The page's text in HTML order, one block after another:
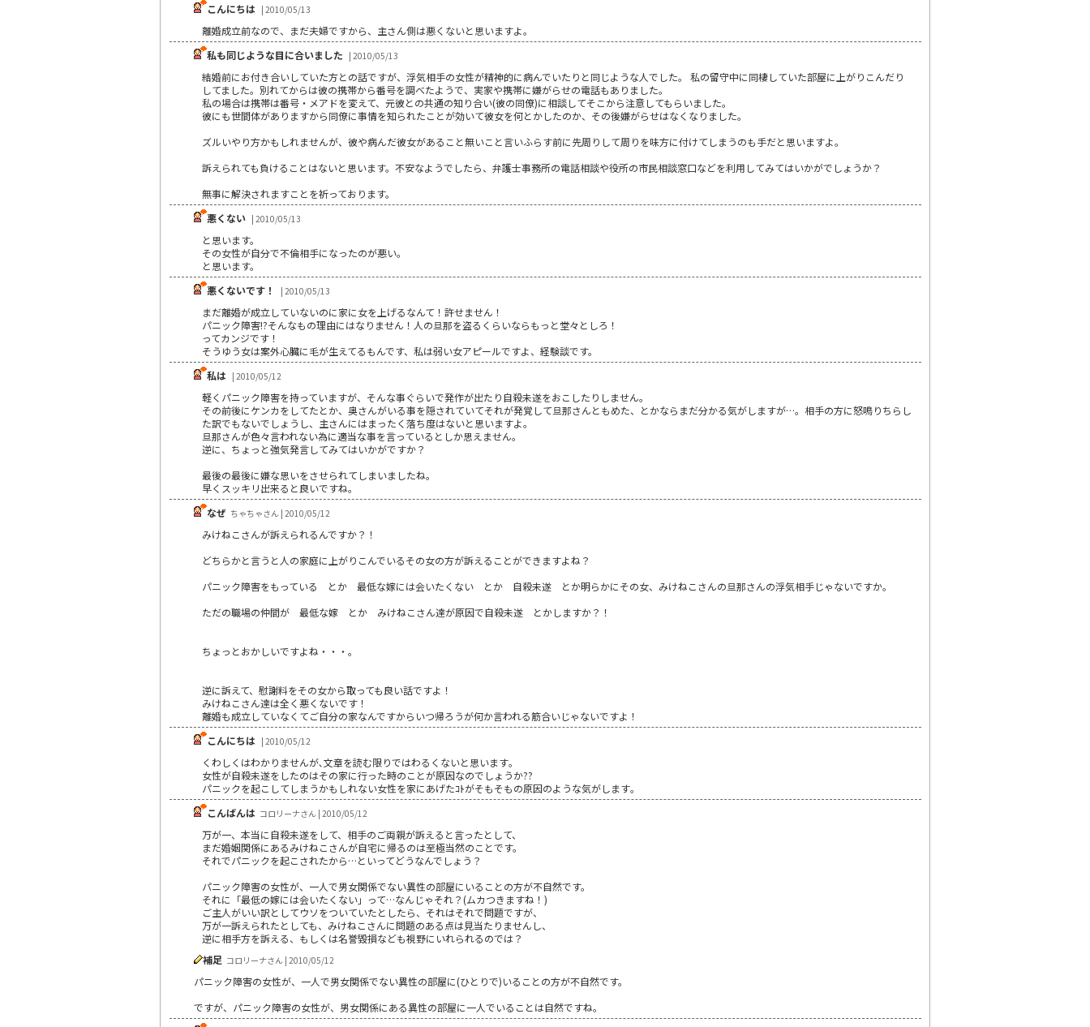
こんにちは | 2010/05/13
離婚成立前なので、まだ夫婦ですから、主さん側は悪くないと思いますよ。
私も同じような目に合いました | 2010/05/13
結婚前にお付き合いしていた方との話ですが、浮気相手の女性が精神的に病んでいたりと同じような人でした。 私の留守中に同棲していた部屋に上がりこんだり
してました。別れてからは彼の携帯から番号を調べたようで、実家や携帯に嫌がらせの電話もありました。
私の場合は携帯は番号・メアドを変えて、元彼との共通の知り合い(彼の同僚)に相談してそこから注意してもらいました。
彼にも世間体がありますから同僚に事情を知られたことが効いて彼女を何とかしたのか、その後嫌がらせはなくなりました。
ズルいやり方かもしれませんが、彼や病んだ彼女があること無いこと言いふらす前に先周りして周りを味方に付けてしまうのも手だと思いますよ。
訴えられても負けることはないと思います。不安なようでしたら、弁護士事務所の電話相談や役所の市民相談窓口などを利用してみてはいかがでしょうか？
無事に解決されますことを祈っております。
悪くない | 2010/05/13
と思います。
その女性が自分で不倫相手になったのが悪い。
と思います。
悪くないです！
| 2010/05/13
まだ離婚が成立していないのに家に女を上げるなんて！許せません！
パニック障害!?そんなもの理由にはなりません！人の旦那を盗るくらいならもっと堂々としろ！
ってカンジです！
そうゆう女は案外心臓に毛が生えてるもんです、私は弱い女アピールですよ、経験談です。
私は | 2010/05/12
軽くパニック障害を持っていますが、そんな事ぐらいで発作が出たり自殺未遂をおこしたりしません。
その前後にケンカをしてたとか、奥さんがいる事を隠されていてそれが発覚して旦那さんともめた、とかならまだ分かる気がしますが…。相手の方に怒鳴りちらし
た訳でもないでしょうし、主さんにはまったく落ち度はないと思いますよ。
旦那さんが色々言われない為に適当な事を言っているとしか思えません。
逆に、ちょっと強気発言してみてはいかがですか？
最後の最後に嫌な思いをさせられてしまいましたね。
早くスッキリ出来ると良いですね。
なぜ ちゃちゃさん | 2010/05/12
みけねこさんが訴えられるんですか？！
どちらかと言うと人の家庭に上がりこんでいるその女の方が訴えることができますよね？
パニック障害をもっている とか 最低な嫁には会いたくない とか 自殺未遂 とか明らかにその女、みけねこさんの旦那さんの浮気相手じゃないですか。
ただの職場の仲間が 最低な嫁 とか みけねこさん達が原因で自殺未遂 とかしますか？！
ちょっとおかしいですよね・・・。
逆に訴えて、慰謝料をその女から取っても良い話ですよ！
みけねこさん達は全く悪くないです！
離婚も成立していなくてご自分の家なんですからいつ帰ろうが何か言われる筋合いじゃないですよ！
こんにちは | 2010/05/12
くわしくはわかりませんが､文章を読む限りではわるくないと思います｡
女性が自殺未遂をしたのはその家に行った時のことが原因なのでしょうか??
パニックを起こしてしまうかもしれない女性を家にあげたｺﾄがそもそもの原因のような気がします｡
こんばんは コロリーナさん | 2010/05/12
万が一、本当に自殺未遂をして、相手のご両親が訴えると言ったとして、
まだ婚姻関係にあるみけねこさんが自宅に帰るのは至極当然のことです。
それでパニックを起こされたから…といってどうなんでしょう？
パニック障害の女性が、一人で男女関係でない異性の部屋にいることの方が不自然です。
それに「最低の嫁には会いたくない」って…なんじゃそれ？(ムカつきますね！)
ご主人がいい訳としてウソをついていたとしたら、それはそれで問題ですが、
万が一訴えられたとしても、みけねこさんに問題のある点は見当たりませんし、
逆に相手方を訴える、もしくは名誉毀損なども視野にいれられるのでは？
補足 コロリーナさん | 2010/05/12
パニック障害の女性が、一人で男女関係でない異性の部屋に(ひとりで)いることの方が不自然です。
ですが、パニック障害の女性が、男女関係にある異性の部屋に一人でいることは自然ですね。